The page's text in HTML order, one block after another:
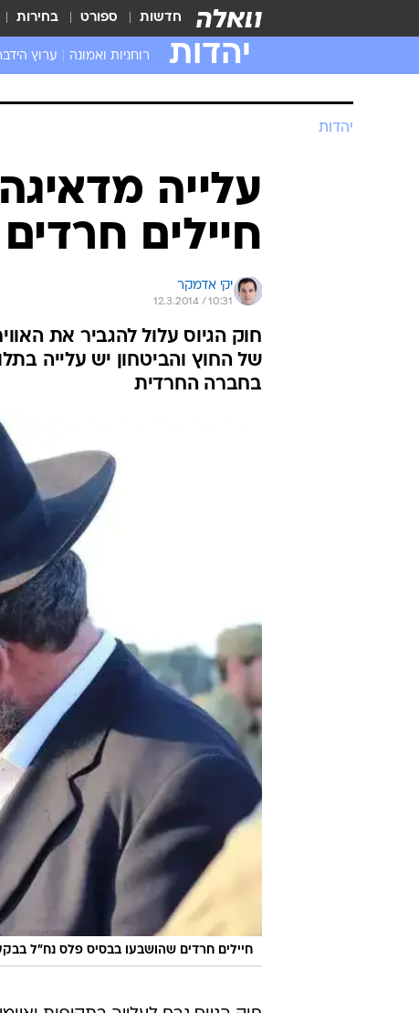
חדשות ספורט בחירות
יהדות רוחניות ואמונה ערוץ
יהדות
עלייה
חיילים חרדים
יקי אדמקר
12.3.2014 / 10:31
חוק הגיוס עלול להגביר את
של החוץ והביטחון יש עלייה
בחברה החרדית
חיילים חרדים שהושבעו בבסיס פלס נח"ל בבקעת